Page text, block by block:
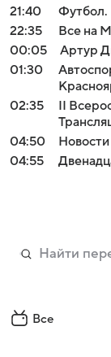
21:40
Футбол.
22:35
Все на
00:05
Артур
01:30
02:35
II
04:50
Новости
04:55
Все